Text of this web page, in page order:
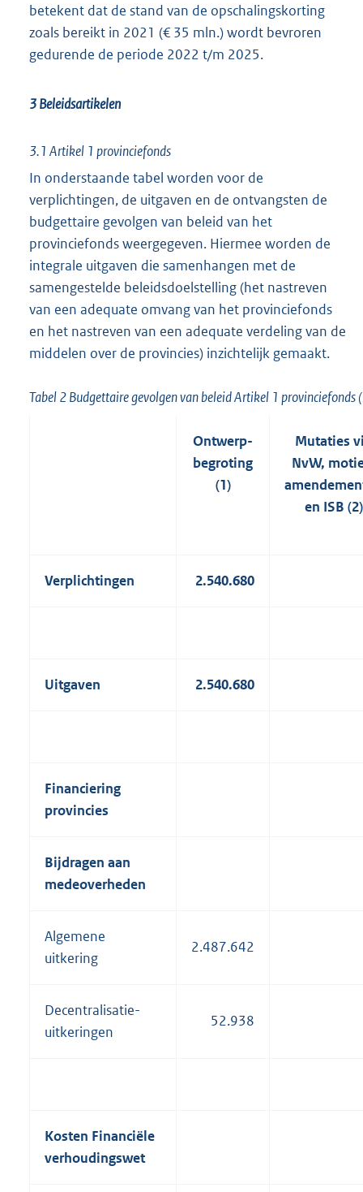
betekent dat de stand van de opschalingskorting
zoals bereikt in 2021 (€ 35 mln.) wordt bevroren
gedurende de periode 2022 t/m 2025.
3 Beleidsartikelen
3.1 Artikel 1 provinciefonds
In onderstaande tabel worden voor de
verplichtingen, de uitgaven en de ontvangsten de
budgettaire gevolgen van beleid van het
provinciefonds weergegeven. Hiermee worden de
integrale uitgaven die samenhangen met de
samengestelde beleidsdoelstelling (het nastreven
van een adequate omvang van het provinciefonds
en het nastreven van een adequate verdeling van de
middelen over de provincies) inzichtelijk gemaakt.
Tabel 2 Budgettaire gevolgen van beleid Artikel 1 provinciefonds
Ontwerp-
begroting
(1)
Mutaties
NvW,
en ISB (2)
Verplichtingen 2.540.680
Uitgaven 2.540.680
Financiering
provincies
Bijdragen aan
medeoverheden
Algemene
uitkering
2.487.642
Decentralisatie-
uitkeringen
52.938
Kosten Financiële
verhoudingswet